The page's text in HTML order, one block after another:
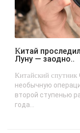
Китай проследил за Falcon 9 до самого удара о
Луну — заодно..
Китайский
необычную
второй ступенью
года...